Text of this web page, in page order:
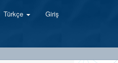
Türkçe Giriş